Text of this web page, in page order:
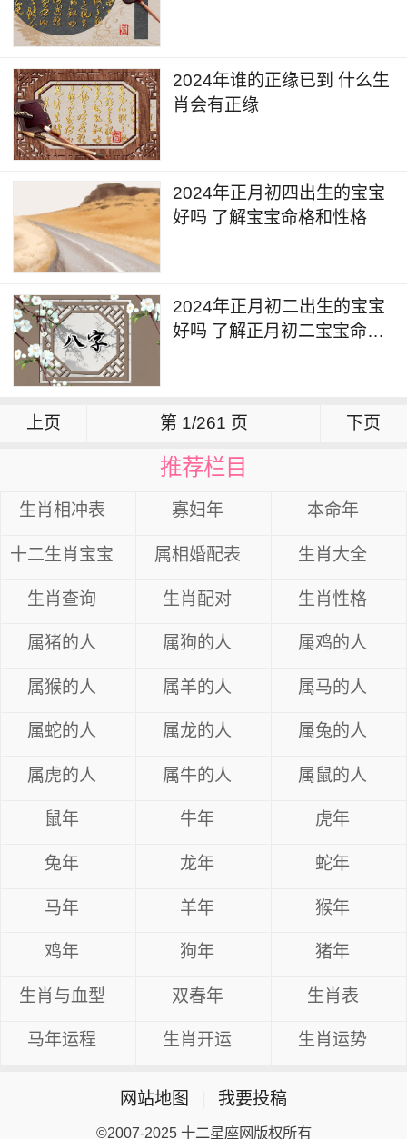
2024年谁的正缘已到 什么生
肖会有正缘
2024年正月初四出生的宝宝
好吗 了解宝宝命格和性格
2024年正月初二出生的宝宝
好吗 了解正月初二宝宝命理
上页 第 1/261 页 下页
推荐栏目
生肖相冲表 寡妇年 本命年
十二生肖宝宝 属相婚配表 生肖大全
生肖查询 生肖配对 生肖性格
属猪的人 属狗的人 属鸡的人
属猴的人 属羊的人 属马的人
属蛇的人 属龙的人 属兔的人
属虎的人 属牛的人 属鼠的人
鼠年 牛年 虎年
兔年 龙年 蛇年
马年 羊年 猴年
鸡年 狗年 猪年
生肖与血型 双春年 生肖表
马年运程 生肖开运 生肖运势
网站地图 我要投稿
©2007-2025 十二星座网版权所有